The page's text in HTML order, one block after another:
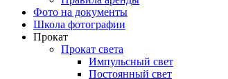
Фото на документы
Школа фотографии
Прокат
Прокат света
Импульсный свет
Постоянный свет